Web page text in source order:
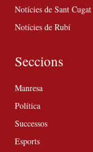
Notícies de Sant
Notícies de Rubí
Seccions
Manresa
Política
Successos
Esports